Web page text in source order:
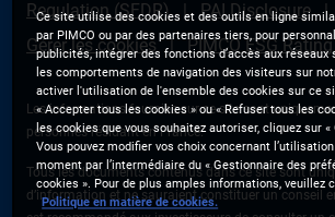
Regulation (SFDR)
PAI Disclosure
Gérer les cookies
PIMCO ESG
Les informations fournies sur ce site sont
personnes résidant en France.
Tous les documents contenus dans ce site sont
d’information et ne sauraient constituer un conseil
Ce site utilise des cookies et des outils en ligne
par PIMCO ou par des partenaires tiers, pour
publicités, intégrer des fonctions d’accès aux réseaux
les comportements de navigation des visiteurs sur
activer l'utilisation de l'ensemble des cookies sur ce
« Accepter tous les cookies » ou « Refuser tous les
les cookies que vous souhaitez autoriser, cliquez sur «
Vous pouvez modifier vos choix concernant
moment par l’intermédiaire du « Gestionnaire des
cookies ». Pour de plus amples informations, veuillez
Politique en matière de cookies.